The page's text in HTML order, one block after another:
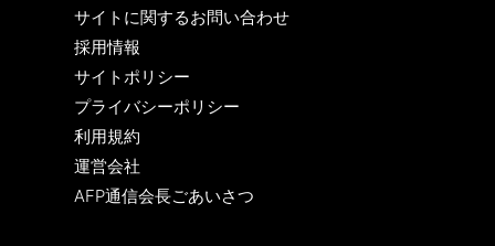
サイトに関するお問い合わせ
採用情報
サイトポリシー
プライバシーポリシー
利用規約
運営会社
AFP通信会長ごあいさつ